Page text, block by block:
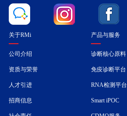
关于RMi
公司介绍
资质与荣誉
人才引进
招商信息
产品与服务
诊断核心原料
免疫诊断平台
RNA检测平台
Smart iPOC